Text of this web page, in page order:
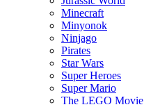
Minecraft
Minyonok
Ninjago
Pirates
Star Wars
Super Heroes
Super Mario
The LEGO Movie